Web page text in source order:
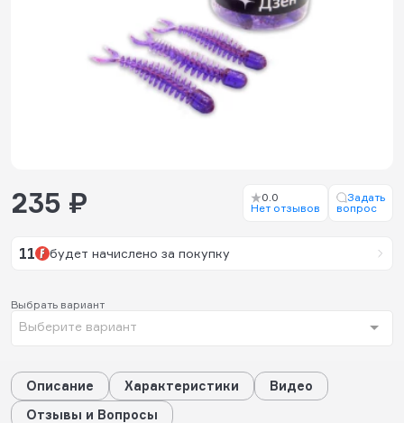
Выбрать вариант
Выберите вариант
235 ₽
0.0
Нет отзывов
Задать
вопрос
11 будет начислено за покупку
Описание Характеристики
Видео
Отзывы и Вопросы